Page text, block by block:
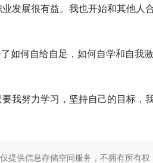
发展很有益。我也开始和其他人
如何自给自足，如何自学和自我
我努力学习，坚持自己的目标，
提供信息存储空间服务，不拥有所有权